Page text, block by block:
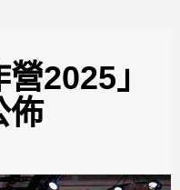
2025」
佈